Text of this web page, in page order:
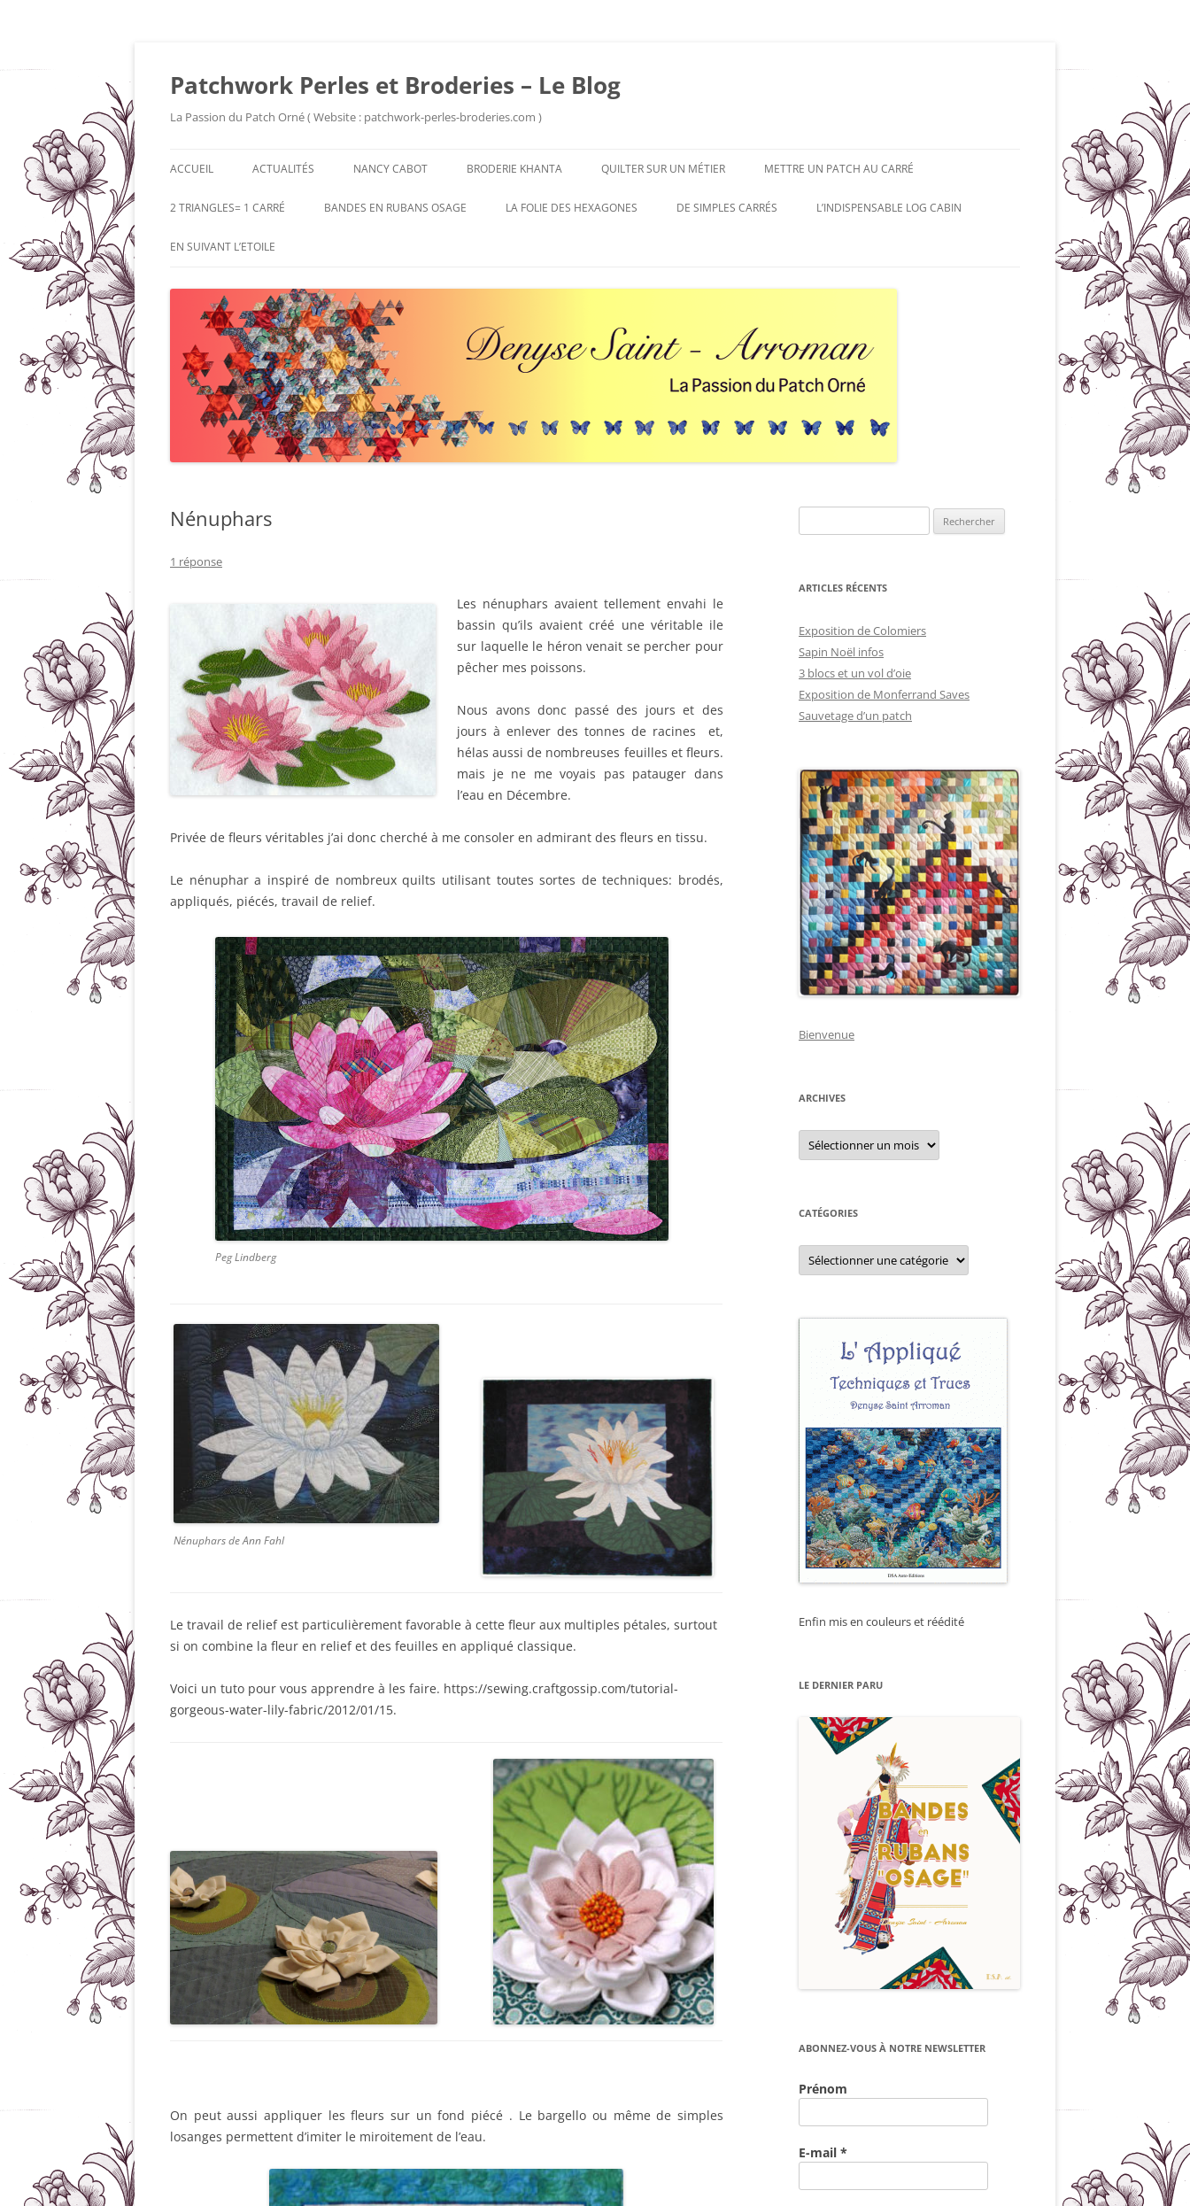
Patchwork Perles et Broderies – Le Blog
La Passion du Patch Orné ( Website : patchwork-perles-broderies.com )
au
contenu
ACCUEIL ACTUALITÉS NANCY CABOT BRODERIE KHANTA QUILTER SUR UN MÉTIER METTRE UN PATCH AU CARRÉ
2 TRIANGLES= 1 CARRÉ BANDES EN RUBANS OSAGE LA FOLIE DES HEXAGONES DE SIMPLES CARRÉS L’INDISPENSABLE LOG CABIN
EN SUIVANT L’ETOILE
Nénuphars
1 réponse
Les nénuphars avaient tellement envahi le
bassin qu’ils avaient créé une véritable ile
sur laquelle le héron venait se percher pour
pêcher mes poissons.
Nous avons donc passé des jours et des
jours à enlever des tonnes de racines et,
hélas aussi de nombreuses feuilles et fleurs.
mais je ne me voyais pas patauger dans
l’eau en Décembre.
Privée de fleurs véritables j’ai donc cherché à me consoler en admirant des fleurs en tissu.
Le nénuphar a inspiré de nombreux quilts utilisant toutes sortes de techniques: brodés,
appliqués, piécés, travail de relief.
Peg Lindberg
Nénuphars de Ann Fahl
Le travail de relief est particulièrement favorable à cette fleur aux multiples pétales, surtout
si on combine la fleur en relief et des feuilles en appliqué classique.
Voici un tuto pour vous apprendre à les faire. https://sewing.craftgossip.com/tutorial-
gorgeous-water-lily-fabric/2012/01/15.
On peut aussi appliquer les fleurs sur un fond piécé . Le bargello ou même de simples
losanges permettent d’imiter le miroitement de l’eau.
ARTICLES RÉCENTS
Exposition de Colomiers
Sapin Noël infos
3 blocs et un vol d’oie
Exposition de Monferrand Saves
Sauvetage d’un patch
Bienvenue
ARCHIVES
Archives
CATÉGORIES
Catégories
Enfin mis en couleurs et réédité
LE DERNIER PARU
ABONNEZ-VOUS À NOTRE NEWSLETTER
Prénom
E-mail *